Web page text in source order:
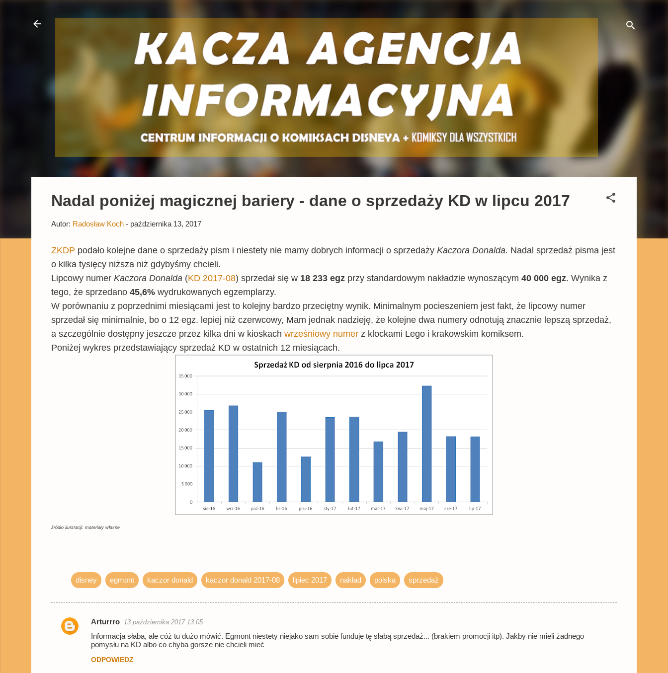
Nadal poniżej magicznej bariery - dane o sprzedaży KD w lipcu 2017
Autor: Radosław Koch - października 13, 2017
ZKDP podało kolejne dane o sprzedaży pism i niestety nie mamy dobrych informacji o sprzedaży Kaczora Donalda. Nadal sprzedaż pisma jest
o kilka tysięcy niższa niż gdybyśmy chcieli.
Lipcowy numer Kaczora Donalda (KD 2017-08) sprzedał się w 18 233 egz przy standardowym nakładzie wynoszącym 40 000 egz. Wynika z
tego, że sprzedano 45,6% wydrukowanych egzemplarzy.
W porównaniu z poprzednimi miesiącami jest to kolejny bardzo przeciętny wynik. Minimalnym pocieszeniem jest fakt, że lipcowy numer
sprzedał się minimalnie, bo o 12 egz. lepiej niż czerwcowy, Mam jednak nadzieję, że kolejne dwa numery odnotują znacznie lepszą sprzedaż,
a szczególnie dostępny jeszcze przez kilka dni w kioskach wrześniowy numer z klockami Lego i krakowskim komiksem.
Poniżej wykres przedstawiający sprzedaż KD w ostatnich 12 miesiącach.
źródło ilustracji: materiały własne
disney egmont kaczor donald kaczor donald 2017-08 lipiec 2017 nakład polska sprzedaż
K
Arturrro 13 października 2017 13:05
Informacja słaba, ale cóż tu dużo mówić. Egmont niestety niejako sam sobie funduje tę słabą sprzedaż... (brakiem promocji itp). Jakby nie mieli żadnego
pomysłu na KD albo co chyba gorsze nie chcieli mieć
ODPOWIEDZ